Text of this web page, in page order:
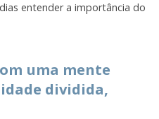
entender a importância do
uma mente
dividida,